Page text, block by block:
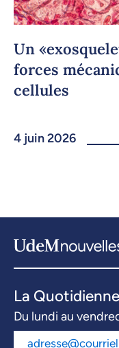
Un
forces
cellules
4 juin 2026
La Quotidienne
Du lundi au